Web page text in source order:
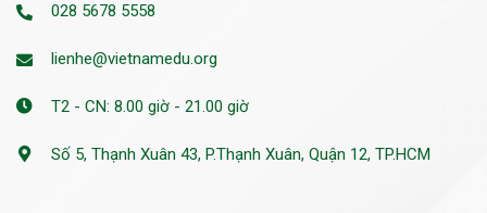
028 5678 5558
lienhe@vietnamedu.org
T2 - CN: 8.00 giờ - 21.00 giờ
Số 5, Thạnh Xuân 43, P.Thạnh Xuân, Quận 12, TP.HCM